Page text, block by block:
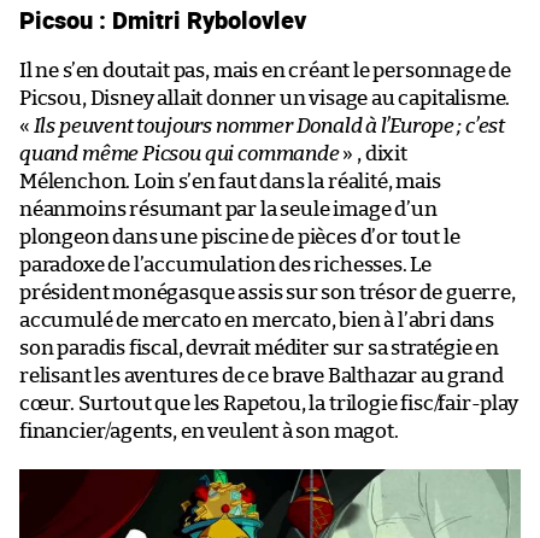
Picsou : Dmitri Rybolovlev
Il ne s’en doutait pas, mais en créant le personnage de
Picsou, Disney allait donner un visage au capitalisme.
« Ils peuvent toujours nommer Donald à l’Europe ; c’est
quand même Picsou qui commande» , dixit
Mélenchon. Loin s’en faut dans la réalité, mais
néanmoins résumant par la seule image d’un
plongeon dans une piscine de pièces d’or tout le
paradoxe de l’accumulation des richesses. Le
président monégasque assis sur son trésor de guerre,
accumulé de mercato en mercato, bien à l’abri dans
son paradis fiscal, devrait méditer sur sa stratégie en
relisant les aventures de ce brave Balthazar au grand
cœur. Surtout que les Rapetou, la trilogie fisc/fair-play
financier/agents, en veulent à son magot.